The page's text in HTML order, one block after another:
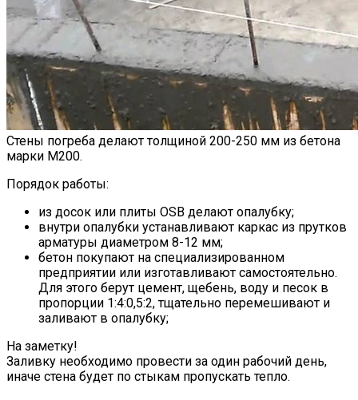
Стены погреба делают толщиной 200-250 мм из бетона
марки М200.
Порядок работы:
из досок или плиты OSB делают опалубку;
внутри опалубки устанавливают каркас из прутков
арматуры диаметром 8-12 мм;
бетон покупают на специализированном
предприятии или изготавливают самостоятельно.
Для этого берут цемент, щебень, воду и песок в
пропорции 1:4:0,5:2, тщательно перемешивают и
заливают в опалубку;
На заметку!
Заливку необходимо провести за один рабочий день,
иначе стена будет по стыкам пропускать тепло.